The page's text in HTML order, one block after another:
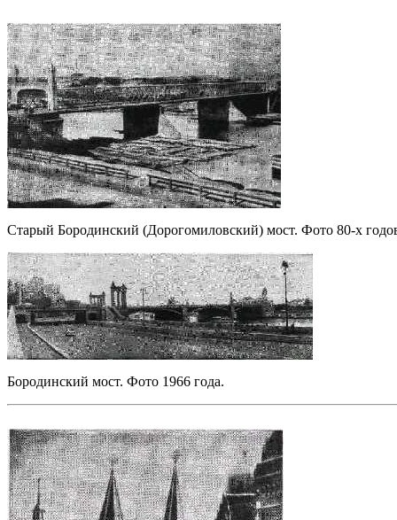
Старый Бородинский (Дорогомиловский) мост. Фото 80-х
Бородинский мост. Фото 1966 года.